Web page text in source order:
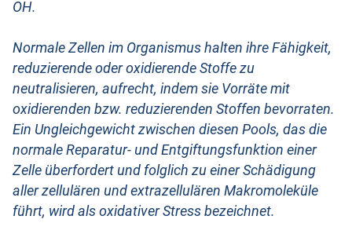
OH.
Normale Zellen im Organismus halten ihre Fähigkeit,
reduzierende oder oxidierende Stoffe zu
neutralisieren, aufrecht, indem sie Vorräte mit
oxidierenden bzw. reduzierenden Stoffen bevorraten.
Ein Ungleichgewicht zwischen diesen Pools, das die
normale Reparatur- und Entgiftungsfunktion einer
Zelle überfordert und folglich zu einer Schädigung
aller zellulären und extrazellulären Makromoleküle
führt, wird als oxidativer Stress bezeichnet.